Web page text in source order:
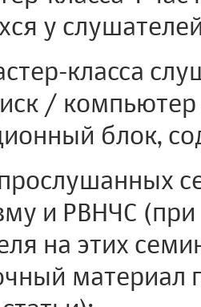
у
класса
/ компьютер
блок,
и РВНЧС (при
на этих
материал